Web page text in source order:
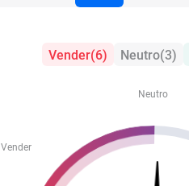
Vender(6) Neutro(3)
Neutro
Vender